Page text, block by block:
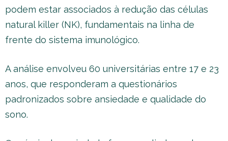
podem estar associados à redução das células
natural killer (NK), fundamentais na linha de
frente do sistema imunológico.
A análise envolveu 60 universitárias entre 17 e 23
anos, que responderam a questionários
padronizados sobre ansiedade e qualidade do
sono.